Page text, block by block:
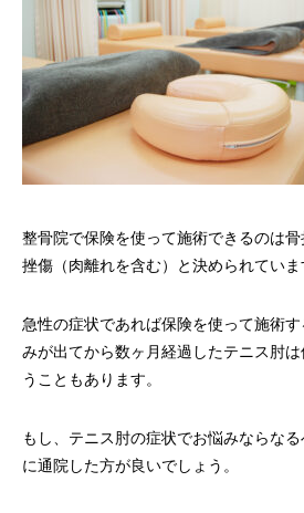
整骨院で保険を使って施術できるのは骨
挫傷（肉離れを含む）と決められていま
急性の症状であれば保険を使って施術
みが出てから数ヶ月経過したテニス肘
うこともあります。
もし、テニス肘の症状でお悩みならな
に通院した方が良いでしょう。